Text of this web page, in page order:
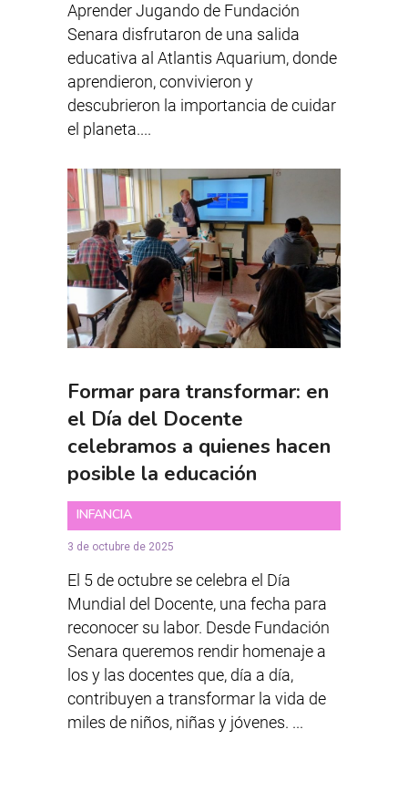
Aprender Jugando de Fundación
Senara disfrutaron de una salida
educativa al Atlantis Aquarium, donde
aprendieron, convivieron y
descubrieron la importancia de cuidar
el planeta....
Formar para transformar: en
el Día del Docente
celebramos a quienes hacen
posible la educación
INFANCIA
3 de octubre de 2025
El 5 de octubre se celebra el Día
Mundial del Docente, una fecha para
reconocer su labor. Desde Fundación
Senara queremos rendir homenaje a
los y las docentes que, día a día,
contribuyen a transformar la vida de
miles de niños, niñas y jóvenes. ...